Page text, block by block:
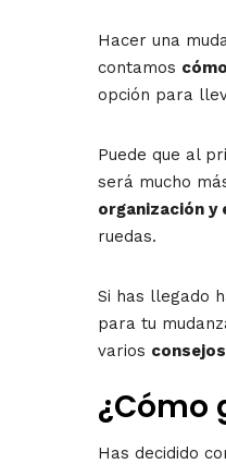
Hacer una
contamos
opción para
Puede que al
será mucho
organización y
ruedas.
Si has llegado
para tu
varios
¿Cómo
Has decidido